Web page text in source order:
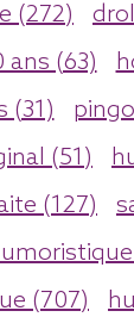
(272)
(63)
(31)
(51)
(127)
(707)